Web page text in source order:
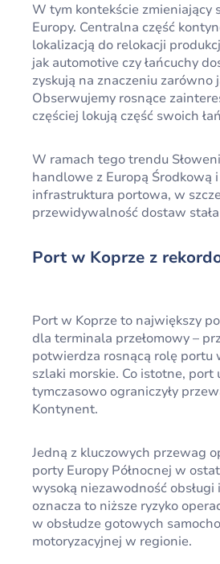
W tym kontekście
Europy. Centralna część
lokalizacją do relokacji
jak automotive czy łańcuchy
zyskują na znaczeniu
Obserwujemy rosnące
częściej lokują część swoich
W ramach tego trendu
handlowe z Europą Środkową
infrastruktura portowa, w
przewidywalność dostaw
Port w Koprze z
Port w Koprze to największy
dla terminala przełomowy –
potwierdza rosnącą rolę portu
szlaki morskie. Co istotne,
tymczasowo ograniczyły
Kontynent.
Jedną z kluczowych przewag
porty Europy Północnej w
wysoką niezawodność obsługi
oznacza to niższe ryzyko
w obsłudze gotowych
motoryzacyjnej w regionie.